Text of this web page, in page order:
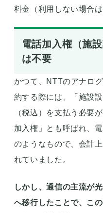
料金（利用しない場合は
電話加入権（施
は不要
かつて、NTTのアナロ
約する際には、「施設
（税込）を支払う必要
加入権」とも呼ばれ、
のようなもので、会計
れていました。
しかし、通信の主流が
へ移行したことで、こ